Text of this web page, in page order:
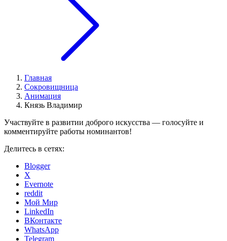
Главная
Сокровищница
Анимация
Князь Владимир
Участвуйте в развитии доброго искусства — голосуйте и
комментируйте работы номинантов!
Делитесь в сетях:
Blogger
X
Evernote
reddit
Мой Мир
LinkedIn
ВКонтакте
WhatsApp
Telegram